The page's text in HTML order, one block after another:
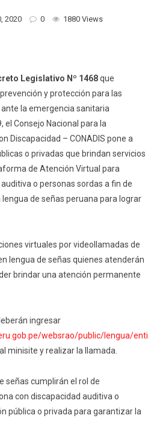
2020 0 1880 Views
Legislativo Nº 1468que
y protección para las
la emergencia sanitaria
el Consejo Nacional para la
Discapacidad – CONADIS pone a
o privadas que brindan servicios
de Atención Virtual para
o personas sordas a fin de
de señas peruana para lograr
virtuales por videollamadas de
lengua de señas quienes atenderán
brindar una atención permanente
ingresar
websrao/public/lengua/
minisite y realizar la llamada.
señas cumplirán el rol de
con discapacidad auditiva o
pública o privada para garantizar la